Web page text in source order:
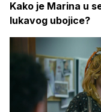
Kako je Marina u
lukavog ubojice?